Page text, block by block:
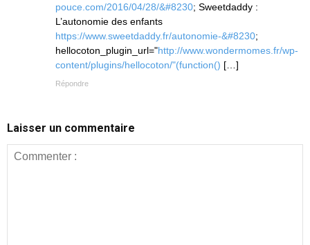
pouce.com/2016/04/28/&#8230; Sweetdaddy :
L’autonomie des enfants
https://www.sweetdaddy.fr/autonomie-&#8230;
hellocoton_plugin_url="http://www.wondermomes.fr/wp-
content/plugins/hellocoton/"(function() […]
Répondre
Laisser un commentaire